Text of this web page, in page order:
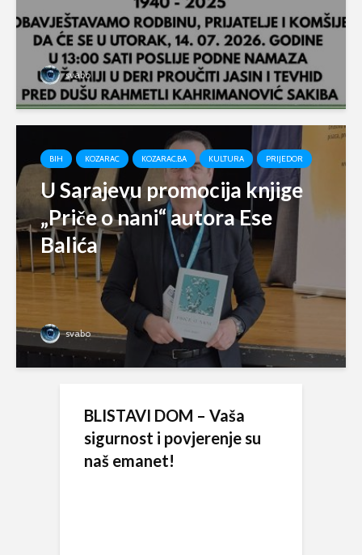
svabo
BIH KOZARAC KOZARAC.BA KULTURA PRIJEDOR
U Sarajevu promocija knjige
„Priče o nani“ autora Ese
Balića
svabo
BLISTAVI DOM – Vaša
sigurnost i povjerenje su
naš emanet!